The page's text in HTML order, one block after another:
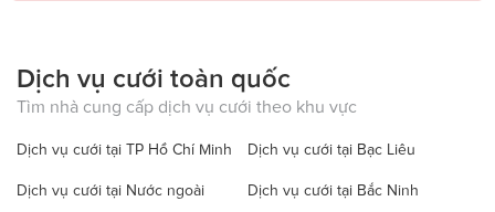
Dịch vụ cưới toàn quốc
Tìm nhà cung cấp dịch vụ cưới theo khu vực
Dịch vụ cưới tại TP Hồ Chí Minh Dịch vụ cưới tại Bạc Liêu
Dịch vụ cưới tại Nước ngoài Dịch vụ cưới tại Bắc Ninh